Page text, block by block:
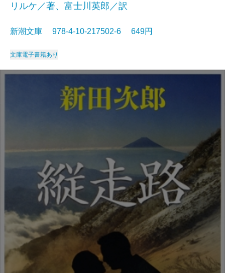
リルケ／著、富士川英郎／訳
新潮文庫 978-4-10-217502-6 649円
文庫電子書籍あり